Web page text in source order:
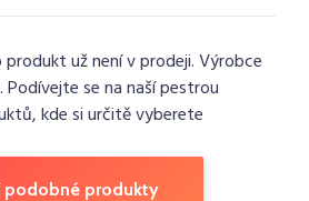
už není v prodeji. Výrobce
Podívejte se na naší pestrou
kde si určitě vyberete
podobné produkty